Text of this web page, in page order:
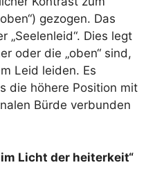
gezogen. Das
„Seelenleid“. Dies legt
oder die „oben“ sind,
Leid leiden. Es
die höhere Position mit
Bürde verbunden
im Licht der heiterkeit“